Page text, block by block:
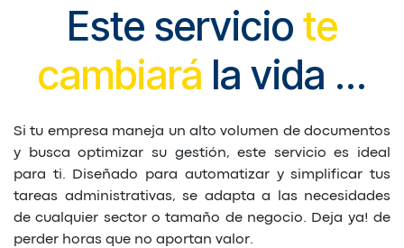
Este servicio te
cambiará la vida ...
Si tu empresa maneja un alto volumen de documentos
y busca optimizar su gestión, este servicio es ideal
para ti. Diseñado para automatizar y simplificar tus
tareas administrativas, se adapta a las necesidades
de cualquier sector o tamaño de negocio. Deja ya! de
perder horas que no aportan valor.